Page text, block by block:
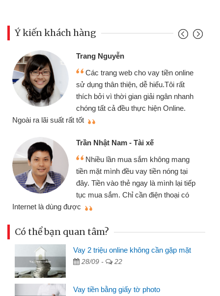
Ý kiến khách hàng
Nguyễn
Các trang web cho vay tiền online
dụng thân thiện, dễ hiểu.Tôi rất
bởi vì thời gian giải ngân nhanh
tất cả đều thực hiện Online.
Nhật Nam - Tài xế
Nhiều lần mua sắm không mang
mặt mình đều vay tiền nóng tại
Tiền vào thẻ ngay là mình lại tiếp
mua sắm. Chỉ cần điện thoại có
Có thể bạn quan tâm?
Vay 2 triệu online không cần gặp mặt
28/09 - 22
Vay tiền bằng giấy tờ photo